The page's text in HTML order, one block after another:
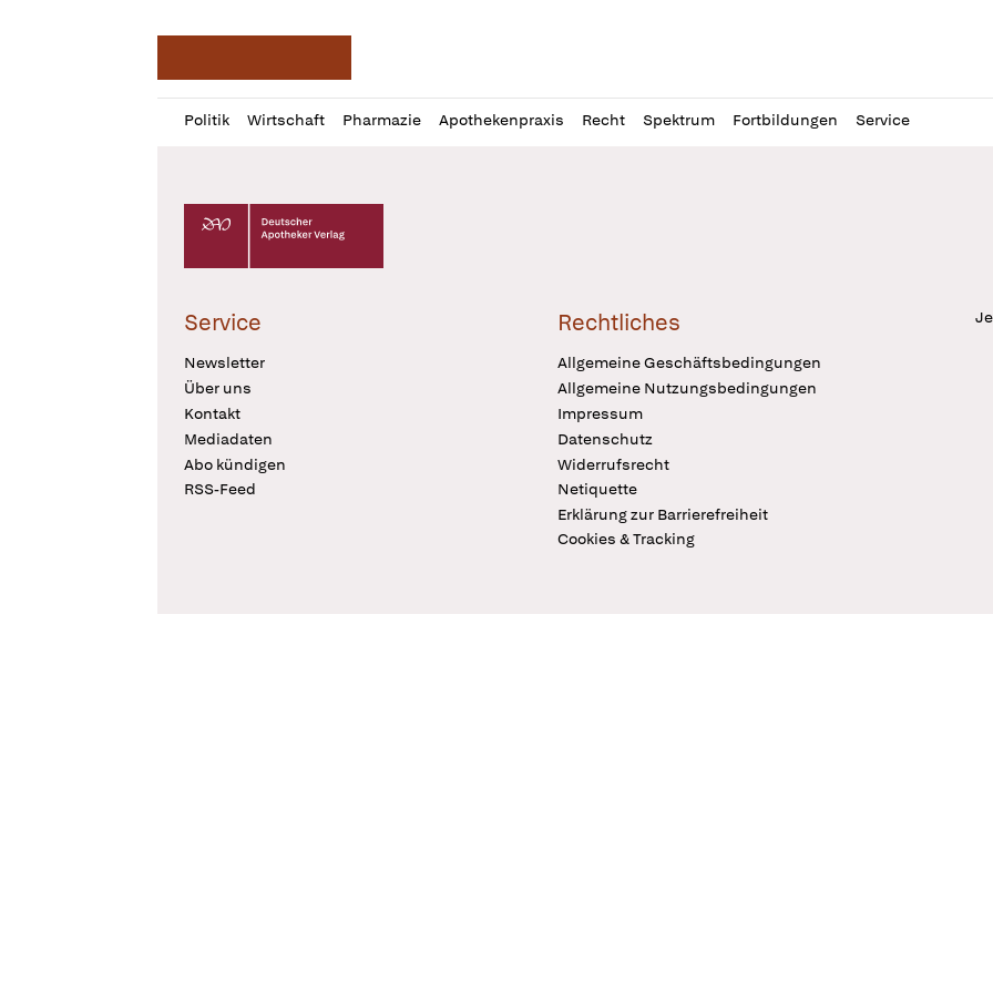
Politik Wirtschaft Pharmazie Apothekenpraxis Recht Spektrum Fortbildungen Service
Profil
öffnen
Daz
Pur
Deutscher Apotheker Verlag Logo
Service
Newsletter
Über uns
Kontakt
Mediadaten
Abo kündigen
RSS-Feed
Rechtliches
Allgemeine Geschäftsbedingungen
Allgemeine Nutzungsbedingungen
Impressum
Datenschutz
Widerrufsrecht
Netiquette
Erklärung zur Barrierefreiheit
Cookies & Tracking